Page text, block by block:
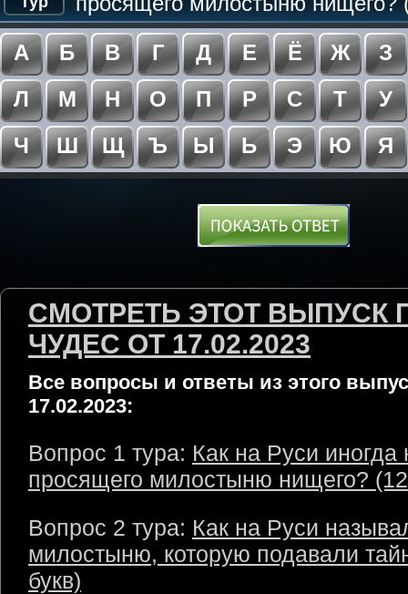
А
Б В Г Д Е Ё Ж
З
Л
М Н О П Р С Т
У
Ч
Ш Щ Ъ Ы Ь Э Ю Я
СМОТРЕТЬ ЭТОТ ВЫПУСК
ЧУДЕС ОТ 17.02.2023
Все вопросы и ответы из этого
17.02.2023:
Вопрос 1 тура: Как на Руси иногда
просящего милостыню нищего? (12
Вопрос 2 тура: Как на Руси
милостыню, которую подавали
букв)